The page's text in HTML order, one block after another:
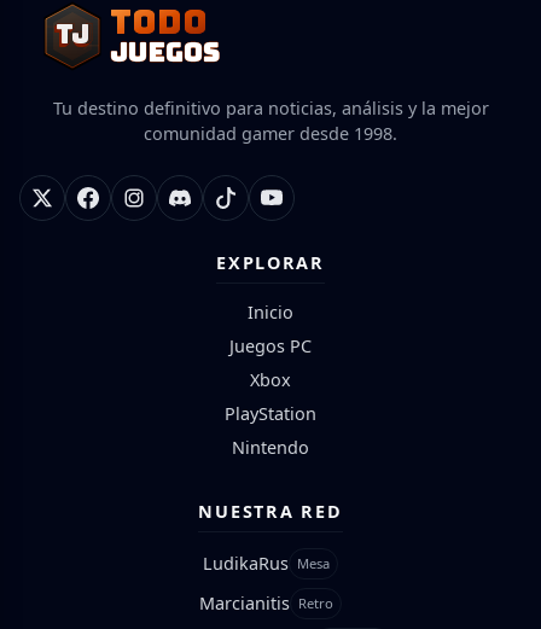
TJ
TJ TODO
JUEGOS
Tu destino definitivo para noticias, análisis y la mejor
comunidad gamer desde 1998.
EXPLORAR
Inicio
Juegos PC
Xbox
PlayStation
Nintendo
NUESTRA RED
LudikaRus Mesa
Marcianitis Retro